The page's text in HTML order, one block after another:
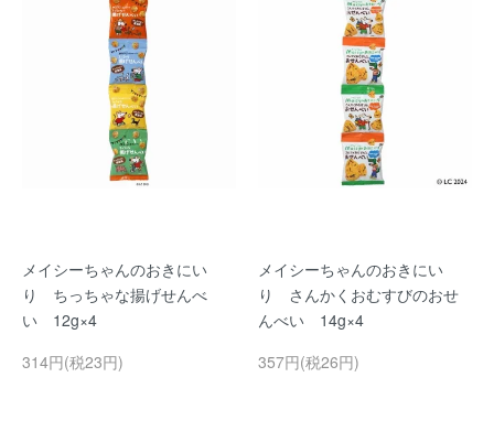
メイシーちゃんのおきにい
り ちっちゃな揚げせんべ
い 12g×4
314円(税23円)
メイシーちゃんのおきにい
り さんかくおむすびのおせ
んべい 14g×4
357円(税26円)